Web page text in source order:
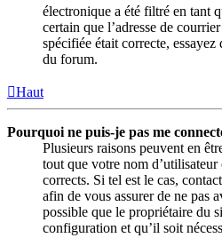
électronique a été filtré en tant
certain que l’adresse de
spécifiée était correcte,
du forum.
Haut
Pourquoi ne puis-je pas me
Plusieurs raisons peuvent en
tout que votre nom
corrects. Si tel est le cas,
afin de vous assurer de ne pas
possible que le propriétaire du
configuration et qu’il soit